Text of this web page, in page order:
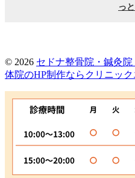
© 2026 セドナ整骨院・鍼灸
体院のHP制作ならクリニッ